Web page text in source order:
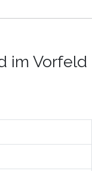
im Vorfeld